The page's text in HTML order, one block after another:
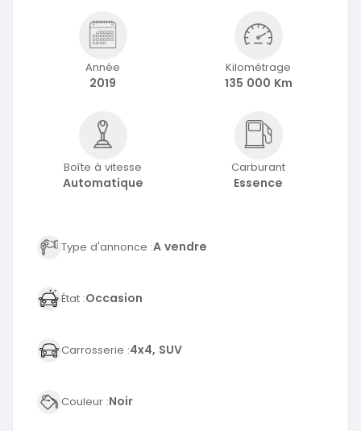
Année
2019
Kilométrage
135 000 Km
Boîte à vitesse
Automatique
Carburant
Essence
Type d'annonce :A vendre
État :Occasion
Carrosserie :4x4, SUV
Couleur :Noir